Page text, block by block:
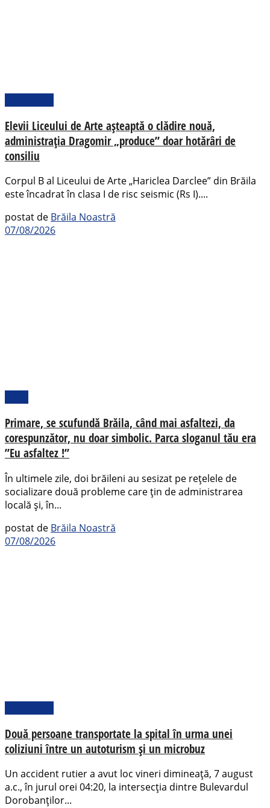
Elevii Liceului de Arte așteaptă o clădire nouă,
administrația Dragomir „produce” doar hotărâri de
consiliu
Corpul B al Liceului de Arte „Hariclea Darclee” din Brăila
este încadrat în clasa I de risc seismic (Rs I)....
postat de Brăila Noastră
07/08/2026
Primare, se scufundă Brăila, când mai asfaltezi, da
corespunzător, nu doar simbolic. Parca sloganul tău era
”Eu asfaltez !”
În ultimele zile, doi brăileni au sesizat pe rețelele de
socializare două probleme care țin de administrarea
locală și, în...
postat de Brăila Noastră
07/08/2026
Două persoane transportate la spital în urma unei
coliziuni între un autoturism și un microbuz
Un accident rutier a avut loc vineri dimineață, 7 august
a.c., în jurul orei 04:20, la intersecția dintre Bulevardul
Dorobanților...